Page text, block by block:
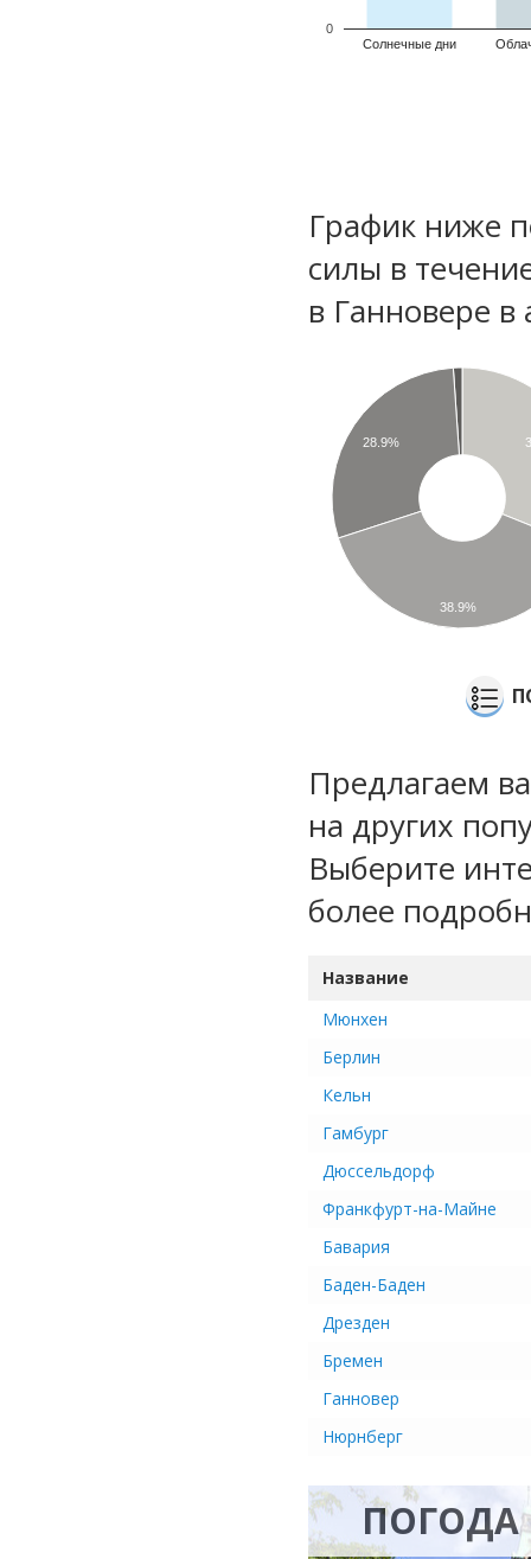
Солнечные дни
0
График ниже
силы в
в Ганновере в
28.9%
38.9%
Предлагаем
на других
Выберите
более
Название
Мюнхен
Берлин
Кельн
Гамбург
Дюссельдорф
Франкфурт-на-Майне
Бавария
Баден-Баден
Дрезден
Бремен
Ганновер
Нюрнберг
ПОГОДА